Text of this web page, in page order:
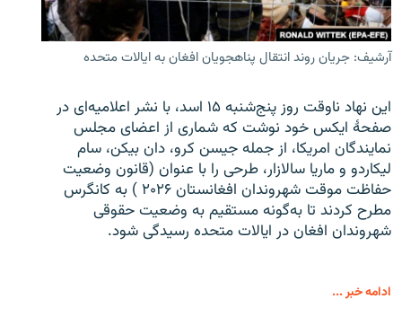
آرشیف: جریان روند انتقال پناهجویان افغان به ایالات متحده
این نهاد ناوقت روز پنج‌شنبه ۱۵ اسد، با نشر اعلامیه‌ای در
صفحۀ ایکس خود نوشت که شماری از اعضای مجلس
نمایندگان امریکا، از جمله جیسن کرو، دان بیکن، سام
لیکاردو و ماریا سالازار، طرحی را با عنوان (قانون وضعیت
حفاظت موقت شهروندان افغانستان ۲۰۲۶ ) به کانگرس
مطرح کردند تا به‌گونه مستقیم به وضعیت حقوقی
شهروندان افغان در ایالات متحده رسیدگی شود.
ادامه خبر ...